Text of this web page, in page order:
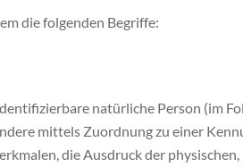
die folgenden Begriffe:
natürliche Person (im
mittels Zuordnung zu einer
die Ausdruck der physischen,